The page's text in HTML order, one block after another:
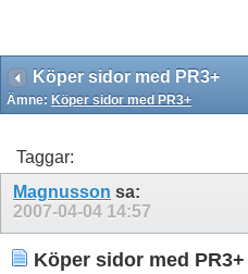
Köper sidor med PR3+
Ämne: Köper sidor med PR3+
Taggar:
Magnusson sa:
2007-04-04 14:57
Köper sidor med PR3+